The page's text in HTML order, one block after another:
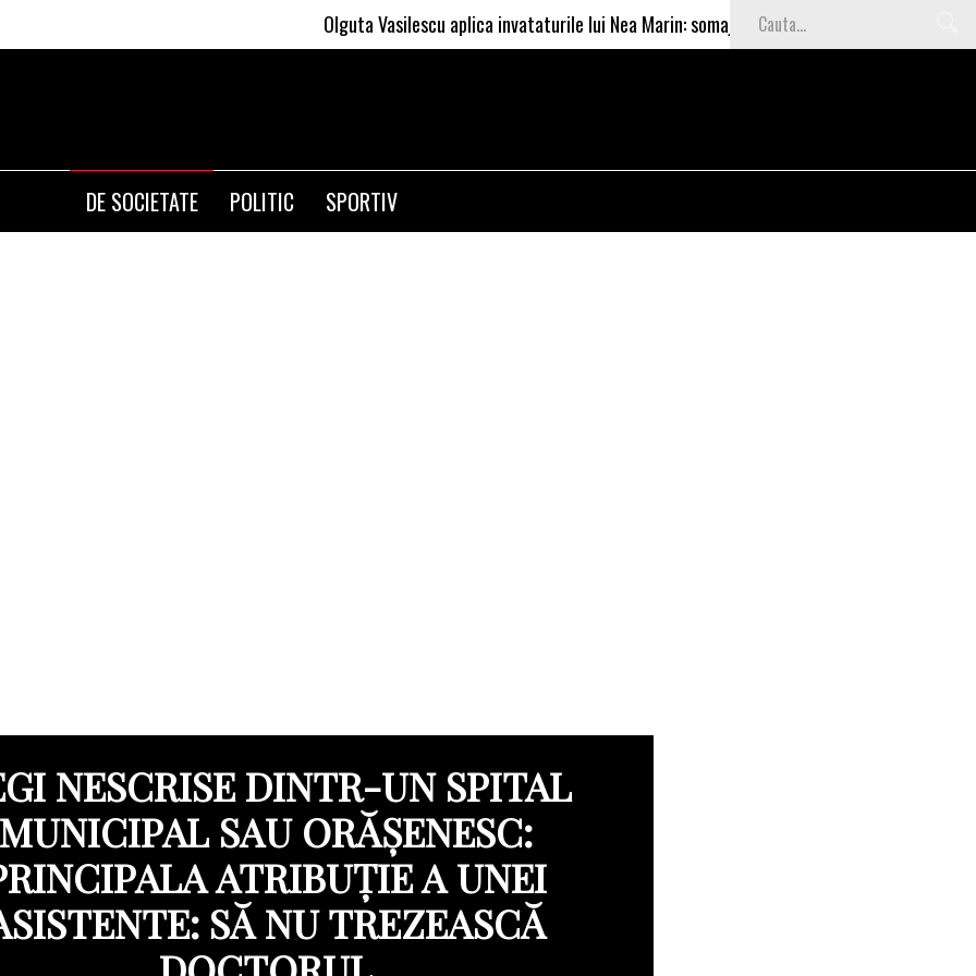
Olguta Vasilescu aplica invataturile lui Nea Marin: somajul mare e o garantie pentru investitori
DE SOCIETATE POLITIC SPORTIV
NESCRISE DINTR-UN SPITAL
MUNICIPAL SAU ORĂȘENESC:
ATRIBUȚIE A UNEI
SĂ NU TREZEASCĂ